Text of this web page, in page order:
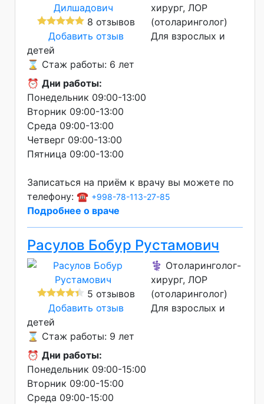
8 отзывов
Добавить отзыв
хирург, ЛОР
(отоларинголог)
Для взрослых и
детей
⌛ Стаж работы: 6 лет
⏰ Дни работы:
Понедельник 09:00-13:00
Вторник 09:00-13:00
Среда 09:00-13:00
Четверг 09:00-13:00
Пятница 09:00-13:00
Записаться на приём к врачу вы можете по
телефону: ☎️ +998-78-113-27-85
Подробнее о враче
Расулов Бобур Рустамович
5 отзывов
Добавить отзыв
⚕️ Отоларинголог-
хирург, ЛОР
(отоларинголог)
Для взрослых и
детей
⌛ Стаж работы: 9 лет
⏰ Дни работы:
Понедельник 09:00-15:00
Вторник 09:00-15:00
Среда 09:00-15:00